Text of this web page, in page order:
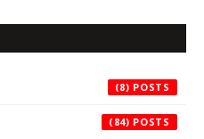
(8)
(84)